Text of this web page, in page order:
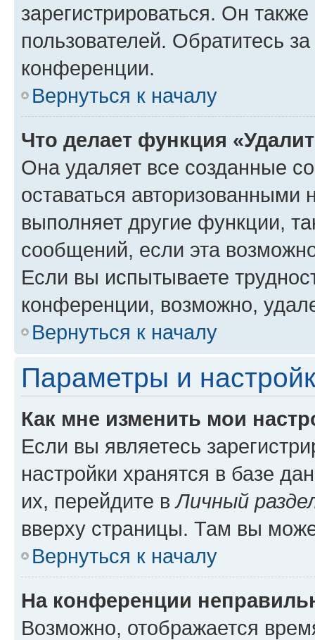
зарегистрироваться. Он
пользователей. Обратитесь
конференции.
Вернуться к началу
Что делает функция
Она удаляет все созданные
оставаться авторизованными
выполняет другие функции,
сообщений, если эта
Если вы испытываете
конференции, возможно,
Вернуться к началу
Параметры и
Как мне изменить мои
Если вы являетесь
настройки хранятся в базе
их, перейдите вЛичный
вверху страницы. Там вы
Вернуться к началу
На конференции
Возможно, отображается